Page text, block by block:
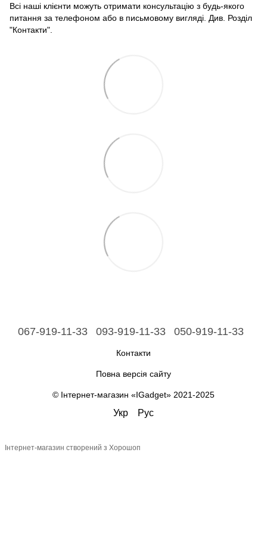
Всі наші клієнти можуть отримати консультацію з будь-якого
питання за телефоном або в письмовому вигляді. Див. Розділ
"Контакти".
067-919-11-33 093-919-11-33 050-919-11-33
Контакти
Повна версія сайту
© Інтернет-магазин «IGadget» 2021-2025
Укр Рус
Інтернет-магазин створений з Хорошоп